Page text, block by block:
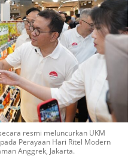
resmi meluncurkan UKM
Perayaan Hari Ritel Modern
Anggrek, Jakarta.